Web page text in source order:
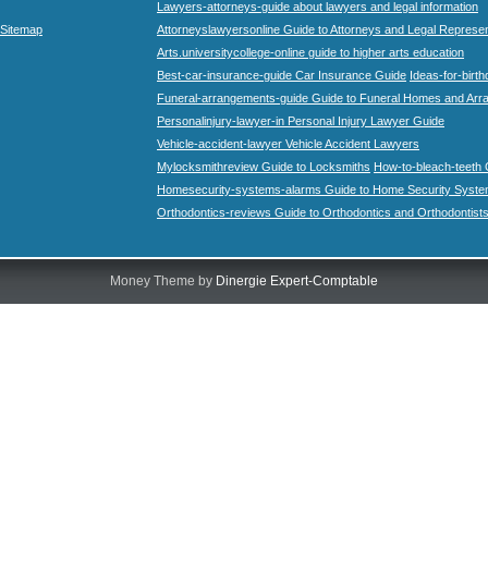
Sitemap
Lawyers-attorneys-guide about lawyers and legal information
Attorneyslawyersonline Guide to Attorneys and Legal
Arts.universitycollege-online guide to higher arts education
Best-car-insurance-guide Car Insurance Guide Ideas-for-
Funeral-arrangements-guide Guide to Funeral Homes and
Personalinjury-lawyer-in Personal Injury Lawyer Guide
Vehicle-accident-lawyer Vehicle Accident Lawyers
Mylocksmithreview Guide to Locksmiths How-to-bleach-teeth
Homesecurity-systems-alarms Guide to Home Security
Orthodontics-reviews Guide to Orthodontics and Orthodontists
Money Theme by Dinergie Expert-Comptable